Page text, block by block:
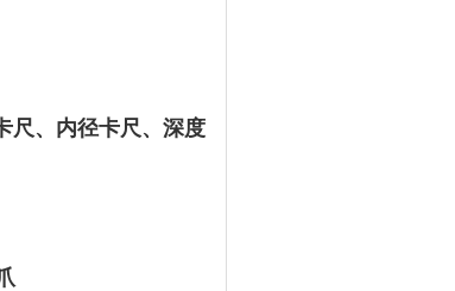
尺、内径卡尺、深度